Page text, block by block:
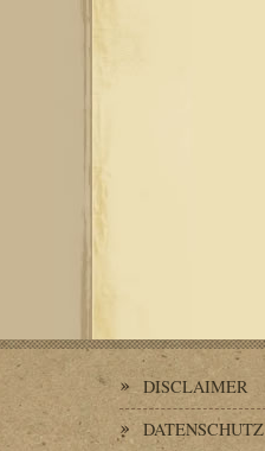
DISCLAIMER
DATENSCHUTZ